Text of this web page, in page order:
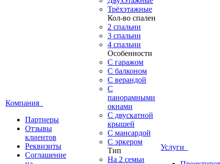
Компания
Партнеры
Отзывы
клиентов
Реквизиты
Соглашение
Трёхэтажные
Кол-во спален
2 спальни
3 спальни
4 спальни
Особенности
С гаражом
С балконом
С верандой
С
панорамными
окнами
С двускатной
крышей
С мансардой
С эркером
Тип
На 2 семьи
Услуги